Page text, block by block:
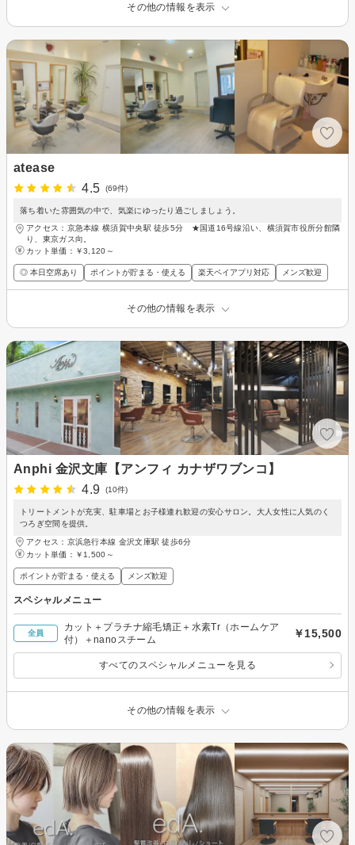
その他の情報を表示
atease
4.5
(69件)
落ち着いた雰囲気の中で、気楽にゆったり過ごしましょう。
アクセス：京急本線 横須賀中央駅 徒歩5分 ★国道16号線沿い、横須賀市役所分館隣
り、東京ガス向。
カット単価： ￥3,120～
◎ 本日空席あり ポイントが貯まる・使える 楽天ペイアプリ対応 メンズ歓迎
その他の情報を表示
Anphi 金沢文庫【アンフィ カナザワブンコ】
4.9
(10件)
トリートメントが充実、駐車場とお子様連れ歓迎の安心サロン。大人女性に人気のく
つろぎ空間を提供。
アクセス：京浜急行本線 金沢文庫駅 徒歩6分
カット単価： ￥1,500～
ポイントが貯まる・使える メンズ歓迎
スペシャルメニュー
全員
カット＋プラチナ縮毛矯正＋水素Tr（ホームケア
付）＋nanoスチーム
￥15,500
すべてのスペシャルメニューを見る
その他の情報を表示